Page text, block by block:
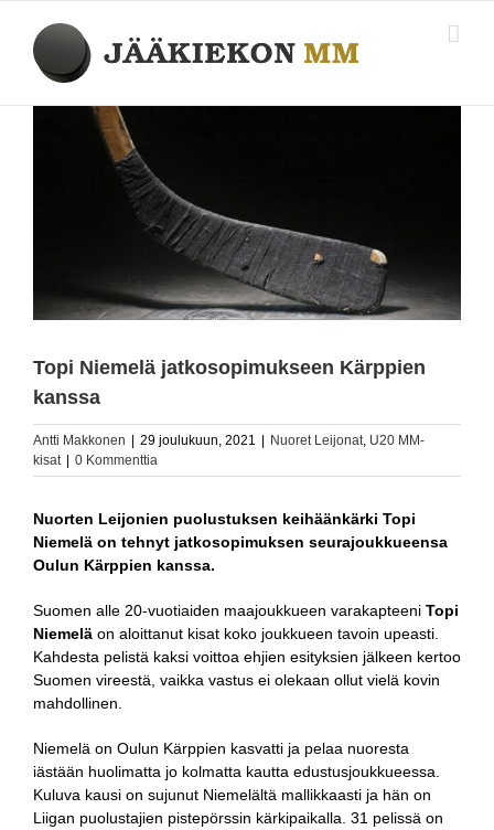
content
Topi Niemelä jatkosopimukseen Kärppien
kanssa
Antti Makkonen | 29 joulukuun, 2021 | Nuoret Leijonat U20 MM-
kisat | 0 Kommenttia
Nuorten Leijonien puolustuksen keihäänkärki Topi
Niemelä on tehnyt jatkosopimuksen seurajoukkueensa
Oulun Kärppien kanssa.
Suomen alle 20-vuotiaiden maajoukkueen varakapteeni Topi
Niemelä on aloittanut kisat koko joukkueen tavoin upeasti.
Kahdesta pelistä kaksi voittoa ehjien esityksien jälkeen kertoo
Suomen vireestä, vaikka vastus ei olekaan ollut vielä kovin
mahdollinen.
Niemelä on Oulun Kärppien kasvatti ja pelaa nuoresta
iästään huolimatta jo kolmatta kautta edustusjoukkueessa.
Kuluva kausi on sujunut Niemelältä mallikkaasti ja hän on
Liigan puolustajien pistepörssin kärkipaikalla. 31 pelissä on